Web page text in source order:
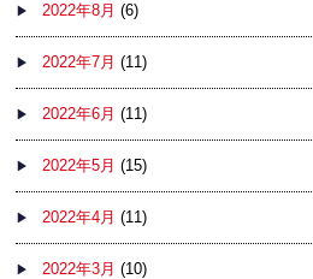
2022年8月 (6)
2022年7月 (11)
2022年6月 (11)
2022年5月 (15)
2022年4月 (11)
2022年3月 (10)